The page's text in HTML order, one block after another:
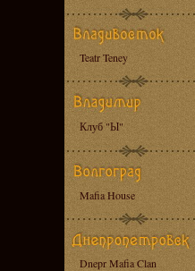
Teatr Teney
Клуб "Ы"
Mafia House
Dnepr Mafia Clan